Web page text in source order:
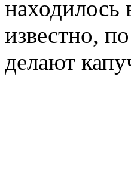
известно,
делают